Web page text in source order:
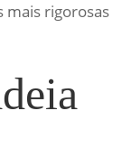
mais rigorosas